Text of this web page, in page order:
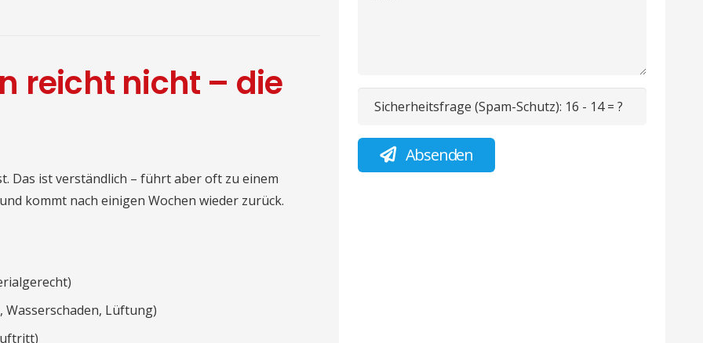
reicht nicht – die
Das ist verständlich – führt aber oft zu einem
kommt nach einigen Wochen wieder zurück.
Lüftung)
Sicherheitsfrage (Spam-Schutz): 16 - 14 = ?
Absenden